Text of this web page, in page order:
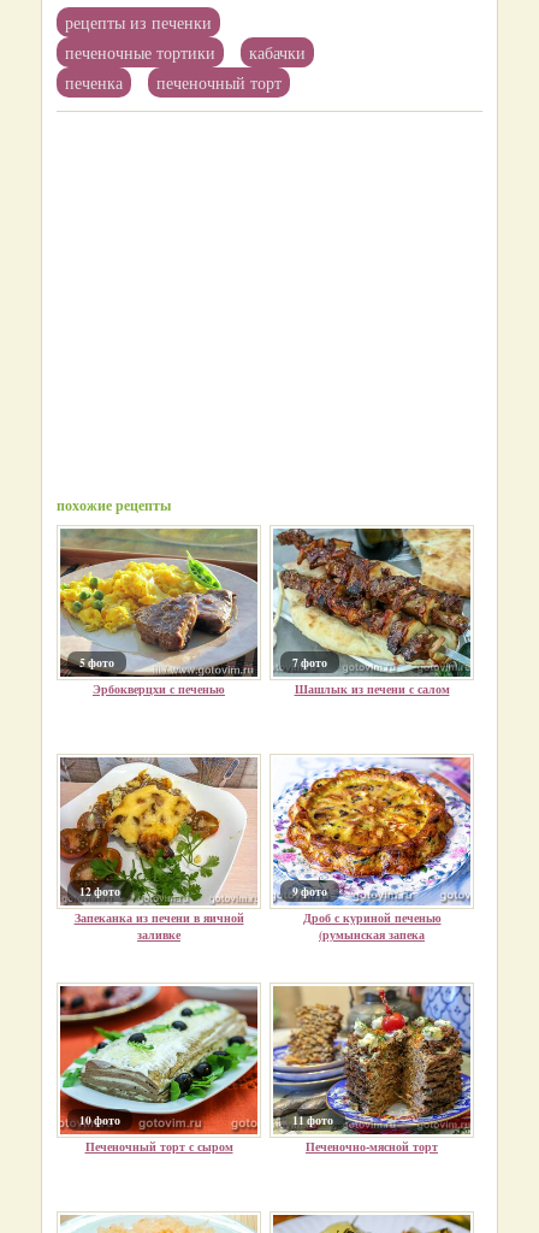
рецепты из печенки
печеночные тортики
кабачки
печенка
печеночный торт
похожие рецепты
5 фото
Эрбокверцхи с печенью
7 фото
Шашлык из печени с салом
12 фото
Запеканка из печени в яичной
заливке
9 фото
Дроб с куриной печенью
(румынская запека
10 фото
Печеночный торт с сыром
11 фото
Печеночно-мясной торт